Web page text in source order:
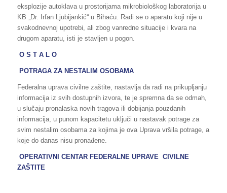
eksplozije autoklava u prostorijama mikrobiološkog laboratorija u
KB „Dr. Irfan Ljubijankić“ u Bihaću. Radi se o aparatu koji nije u
svakodnevnoj upotrebi, ali zbog vanredne situacije i kvara na
drugom aparatu, isti je stavljen u pogon.
O S T A L O
POTRAGA ZA NESTALIM OSOBAMA
Federalna uprava civilne zaštite, nastavlja da radi na prikupljanju
informacija iz svih dostupnih izvora, te je spremna da se odmah,
u slučaju pronalaska novih tragova ili dobijanja pouzdanih
informacija, u punom kapacitetu uključi u nastavak potrage za
svim nestalim osobama za kojima je ova Uprava vršila potrage, a
koje do danas nisu pronađene.
OPERATIVNI CENTAR FEDERALNE UPRAVE CIVILNE
ZAŠTITE